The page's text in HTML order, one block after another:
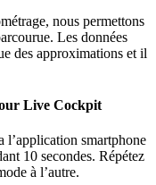
nous permettons
Les données
des approximations et il
Live Cockpit
l’application smartphone
10 secondes. Répétez
à l’autre.